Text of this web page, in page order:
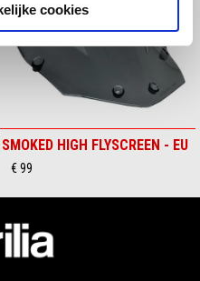
cookies
SMOKED HIGH FLYSCREEN - EU
€ 99